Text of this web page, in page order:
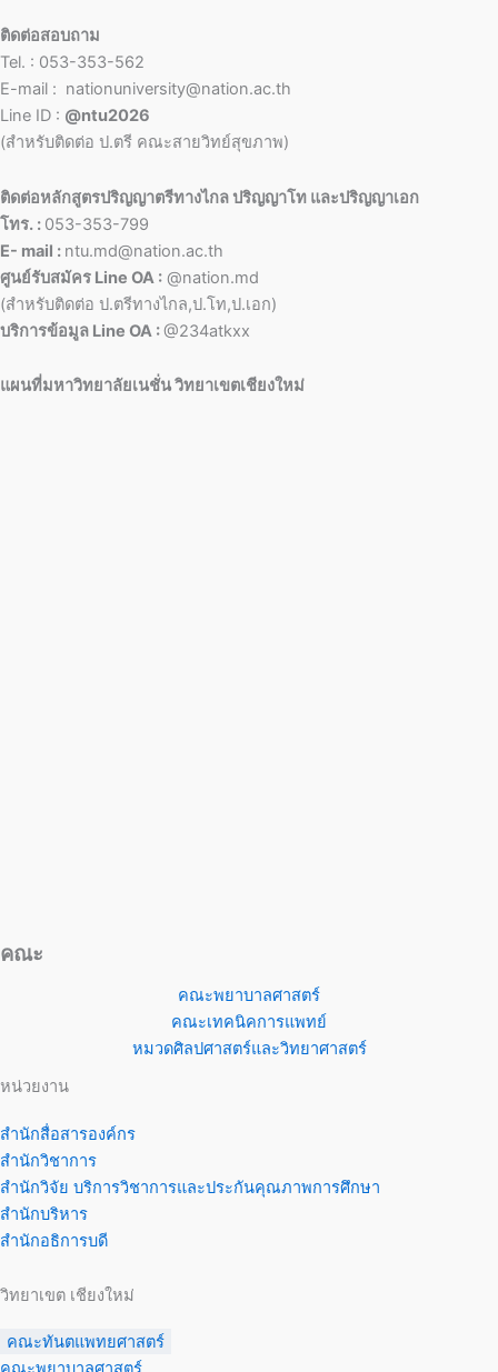
ติดต่อสอบถาม
Tel. : 053-353-562
E-mail : nationuniversity@nation.ac.th
Line ID : @ntu2026
(สำหรับติดต่อ ป.ตรี คณะสายวิทย์สุขภาพ)
ติดต่อหลักสูตรปริญญาตรีทางไกล ปริญญาโท และปริญญาเอก
โทร. : 053-353-799
E- mail : ntu.md@nation.ac.th
ศูนย์รับสมัคร Line OA : @nation.md
(สำหรับติดต่อ ป.ตรีทางไกล,ป.โท,ป.เอก)
บริการข้อมูล Line OA :@234atkxx
แผนที่มหาวิทยาลัยเนชั่น วิทยาเขตเชียงใหม่
คณะ
คณะพยาบาลศาสตร์
คณะเทคนิคการแพทย์
หมวดศิลปศาสตร์และวิทยาศาสตร์
หน่วยงาน
สำนักสื่อสารองค์กร
สำนักวิชาการ
สำนักวิจัย บริการวิชาการและประกันคุณภาพการศึกษา
สำนักบริหาร
สำนักอธิการบดี
วิทยาเขต เชียงใหม่
คณะทันตแพทยศาสตร์